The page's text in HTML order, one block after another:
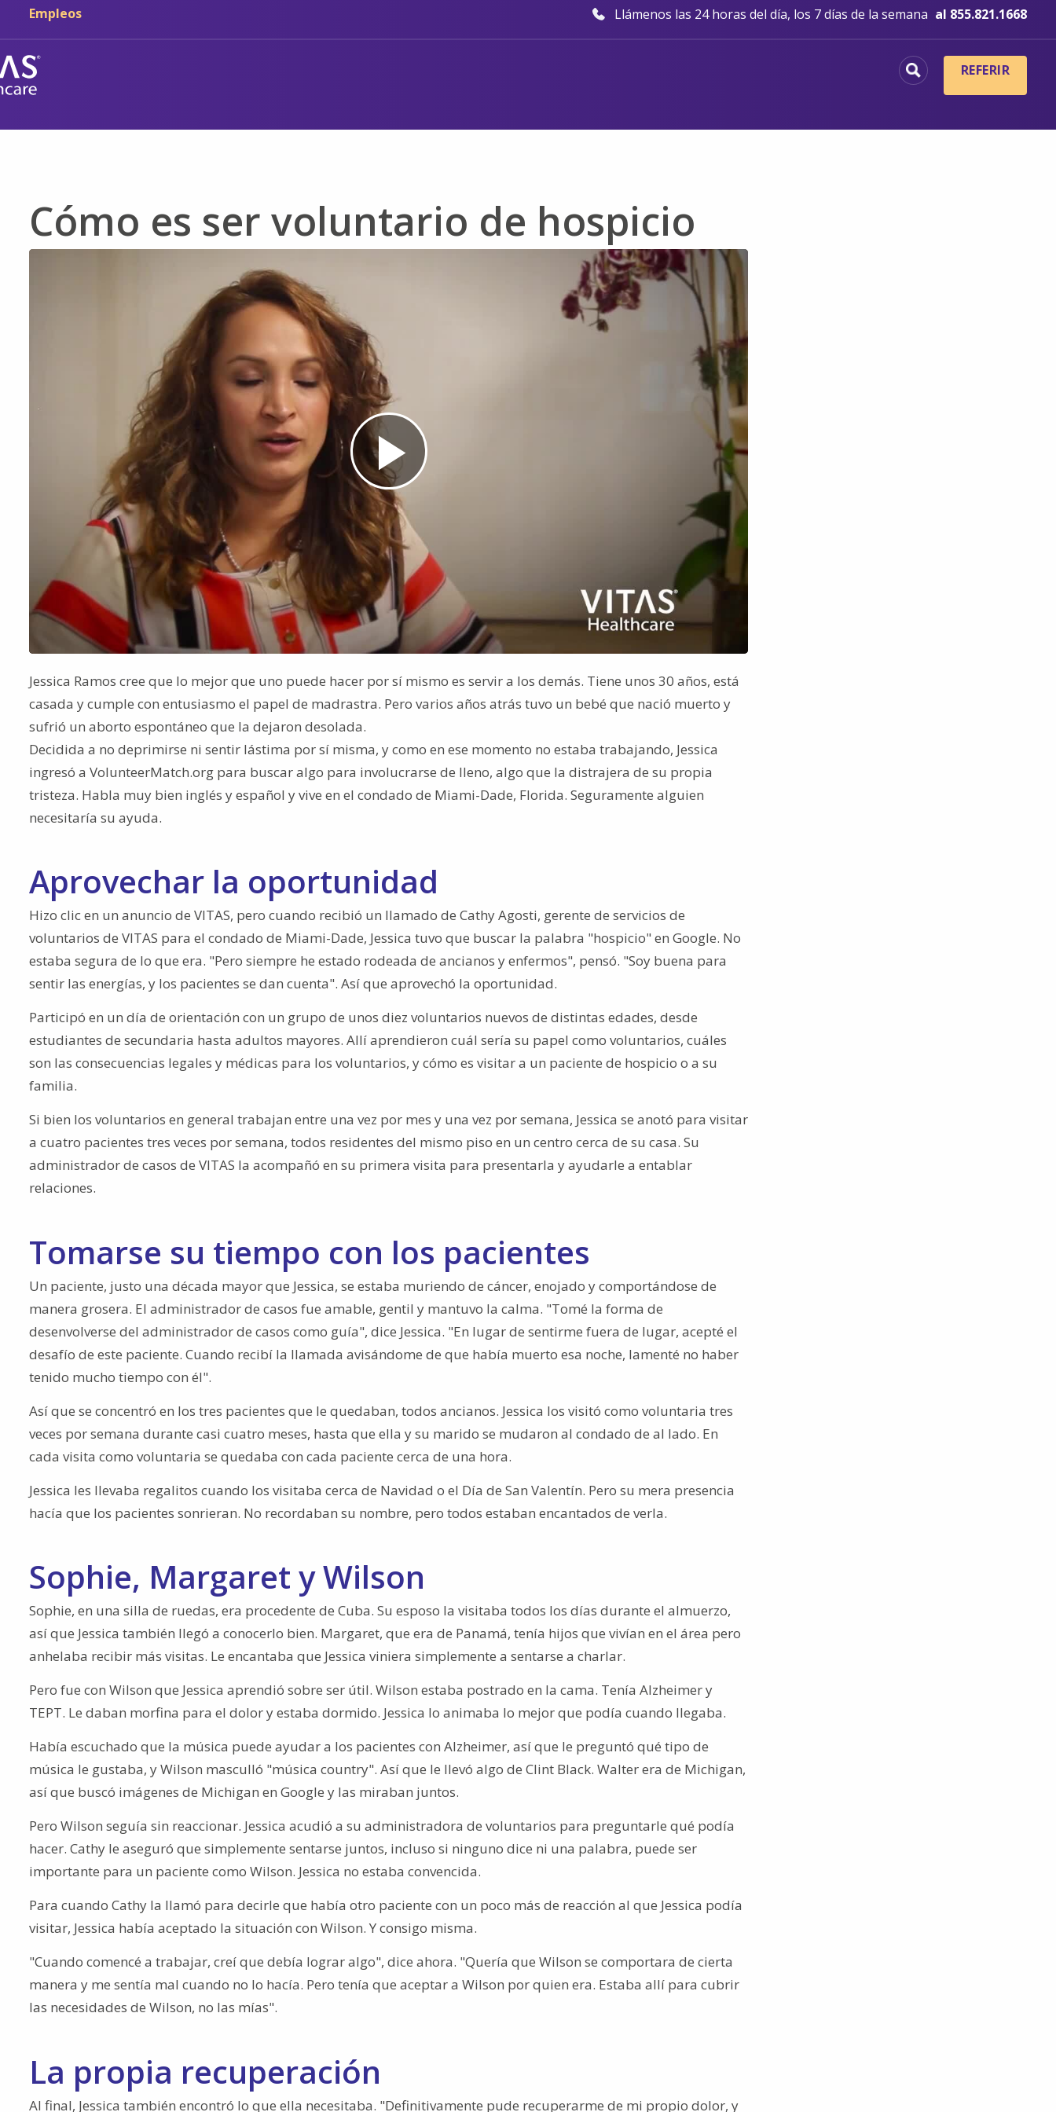
Ir al contenido principal
Ir a navegación
Empleos Llámenos las 24 horas del día, los 7 días de la semana al 855.821.1668
REFERIR
Cómo es ser voluntario de hospicio
Play
Video
Jessica Ramos cree que lo mejor que uno puede hacer por sí mismo es servir a los demás. Tiene unos 30 años, está
casada y cumple con entusiasmo el papel de madrastra. Pero varios años atrás tuvo un bebé que nació muerto y
sufrió un aborto espontáneo que la dejaron desolada.
Decidida a no deprimirse ni sentir lástima por sí misma, y como en ese momento no estaba trabajando, Jessica
ingresó a VolunteerMatch.org para buscar algo para involucrarse de lleno, algo que la distrajera de su propia
tristeza. Habla muy bien inglés y español y vive en el condado de Miami-Dade, Florida. Seguramente alguien
necesitaría su ayuda.
Aprovechar la oportunidad
Hizo clic en un anuncio de VITAS, pero cuando recibió un llamado de Cathy Agosti, gerente de servicios de
voluntarios de VITAS para el condado de Miami-Dade, Jessica tuvo que buscar la palabra "hospicio" en Google. No
estaba segura de lo que era. "Pero siempre he estado rodeada de ancianos y enfermos", pensó. "Soy buena para
sentir las energías, y los pacientes se dan cuenta". Así que aprovechó la oportunidad.
Participó en un día de orientación con un grupo de unos diez voluntarios nuevos de distintas edades, desde
estudiantes de secundaria hasta adultos mayores. Allí aprendieron cuál sería su papel como voluntarios, cuáles
son las consecuencias legales y médicas para los voluntarios, y cómo es visitar a un paciente de hospicio o a su
familia.
Si bien los voluntarios en general trabajan entre una vez por mes y una vez por semana, Jessica se anotó para visitar
a cuatro pacientes tres veces por semana, todos residentes del mismo piso en un centro cerca de su casa. Su
administrador de casos de VITAS la acompañó en su primera visita para presentarla y ayudarle a entablar
relaciones.
Tomarse su tiempo con los pacientes
Un paciente, justo una década mayor que Jessica, se estaba muriendo de cáncer, enojado y comportándose de
manera grosera. El administrador de casos fue amable, gentil y mantuvo la calma. "Tomé la forma de
desenvolverse del administrador de casos como guía", dice Jessica. "En lugar de sentirme fuera de lugar, acepté el
desafío de este paciente. Cuando recibí la llamada avisándome de que había muerto esa noche, lamenté no haber
tenido mucho tiempo con él".
Así que se concentró en los tres pacientes que le quedaban, todos ancianos. Jessica los visitó como voluntaria tres
veces por semana durante casi cuatro meses, hasta que ella y su marido se mudaron al condado de al lado. En
cada visita como voluntaria se quedaba con cada paciente cerca de una hora.
Jessica les llevaba regalitos cuando los visitaba cerca de Navidad o el Día de San Valentín. Pero su mera presencia
hacía que los pacientes sonrieran. No recordaban su nombre, pero todos estaban encantados de verla.
Sophie, Margaret y Wilson
Sophie, en una silla de ruedas, era procedente de Cuba. Su esposo la visitaba todos los días durante el almuerzo,
así que Jessica también llegó a conocerlo bien. Margaret, que era de Panamá, tenía hijos que vivían en el área pero
anhelaba recibir más visitas. Le encantaba que Jessica viniera simplemente a sentarse a charlar.
Pero fue con Wilson que Jessica aprendió sobre ser útil. Wilson estaba postrado en la cama. Tenía Alzheimer y
TEPT. Le daban morfina para el dolor y estaba dormido. Jessica lo animaba lo mejor que podía cuando llegaba.
Había escuchado que la música puede ayudar a los pacientes con Alzheimer, así que le preguntó qué tipo de
música le gustaba, y Wilson masculló "música country". Así que le llevó algo de Clint Black. Walter era de Michigan,
así que buscó imágenes de Michigan en Google y las miraban juntos.
Pero Wilson seguía sin reaccionar. Jessica acudió a su administradora de voluntarios para preguntarle qué podía
hacer. Cathy le aseguró que simplemente sentarse juntos, incluso si ninguno dice ni una palabra, puede ser
importante para un paciente como Wilson. Jessica no estaba convencida.
Para cuando Cathy la llamó para decirle que había otro paciente con un poco más de reacción al que Jessica podía
visitar, Jessica había aceptado la situación con Wilson. Y consigo misma.
"Cuando comencé a trabajar, creí que debía lograr algo", dice ahora. "Quería que Wilson se comportara de cierta
manera y me sentía mal cuando no lo hacía. Pero tenía que aceptar a Wilson por quien era. Estaba allí para cubrir
las necesidades de Wilson, no las mías".
La propia recuperación
Al final, Jessica también encontró lo que ella necesitaba. "Definitivamente pude recuperarme de mi propio dolor, y